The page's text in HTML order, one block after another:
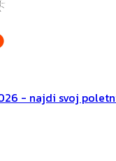
- najdi svoj